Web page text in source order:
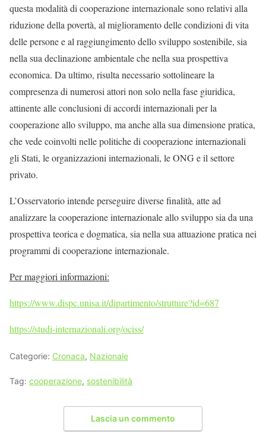
questa modalità di cooperazione internazionale sono relativi alla
riduzione della povertà, al miglioramento delle condizioni di vita
delle persone e al raggiungimento dello sviluppo sostenibile, sia
nella sua declinazione ambientale che nella sua prospettiva
economica. Da ultimo, risulta necessario sottolineare la
compresenza di numerosi attori non solo nella fase giuridica,
attinente alle conclusioni di accordi internazionali per la
cooperazione allo sviluppo, ma anche alla sua dimensione pratica,
che vede coinvolti nelle politiche di cooperazione internazionali
gli Stati, le organizzazioni internazionali, le ONG e il settore
privato.
L’Osservatorio intende perseguire diverse finalità, atte ad
analizzare la cooperazione internazionale allo sviluppo sia da una
prospettiva teorica e dogmatica, sia nella sua attuazione pratica nei
programmi di cooperazione internazionale.
Per maggiori informazioni:
https://www.dispc.unisa.it/dipartimento/strutture?id=687
https://studi-internazionali.org/ociss/
Categorie: Cronaca, Nazionale
Tag: cooperazione, sostenibilità
Lascia un commento